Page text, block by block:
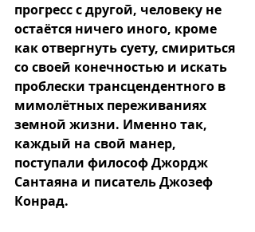
прогресс с другой, человеку не
остаётся ничего иного, кроме
как отвергнуть суету, смириться
со своей конечностью и искать
проблески трансцендентного в
мимолётных переживаниях
земной жизни. Именно так,
каждый на свой манер,
поступали философ Джордж
Сантаяна и писатель Джозеф
Конрад.